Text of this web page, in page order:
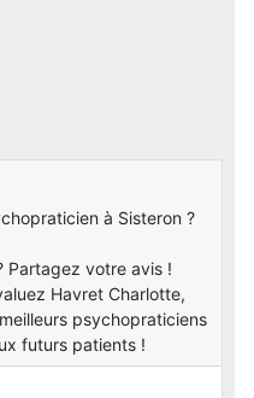
à Sisteron ?
Partagez votre avis !
Havret Charlotte,
psychopraticiens
futurs patients !